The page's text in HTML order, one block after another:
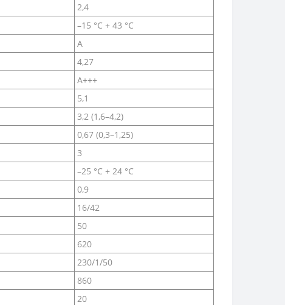
2,4
–15 °C + 43 °C
A
4,27
A+++
5,1
3,2 (1,6–4,2)
0,67 (0,3–1,25)
3
–25 °C + 24 °C
0,9
16/42
50
620
230/1/50
860
20